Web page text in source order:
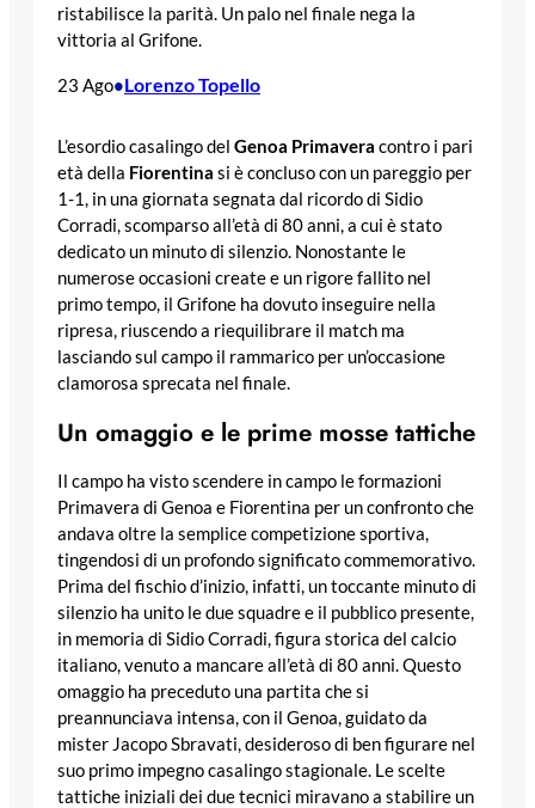
ristabilisce la parità. Un palo nel finale nega la
vittoria al Grifone.
23 Ago•Lorenzo Topello
L’esordio casalingo del Genoa Primavera contro i pari
età della Fiorentina si è concluso con un pareggio per
1-1, in una giornata segnata dal ricordo di Sidio
Corradi, scomparso all’età di 80 anni, a cui è stato
dedicato un minuto di silenzio. Nonostante le
numerose occasioni create e un rigore fallito nel
primo tempo, il Grifone ha dovuto inseguire nella
ripresa, riuscendo a riequilibrare il match ma
lasciando sul campo il rammarico per un’occasione
clamorosa sprecata nel finale.
Un omaggio e le prime mosse tattiche
Il campo ha visto scendere in campo le formazioni
Primavera di Genoa e Fiorentina per un confronto che
andava oltre la semplice competizione sportiva,
tingendosi di un profondo significato commemorativo.
Prima del fischio d’inizio, infatti, un toccante minuto di
silenzio ha unito le due squadre e il pubblico presente,
in memoria di Sidio Corradi, figura storica del calcio
italiano, venuto a mancare all’età di 80 anni. Questo
omaggio ha preceduto una partita che si
preannunciava intensa, con il Genoa, guidato da
mister Jacopo Sbravati, desideroso di ben figurare nel
suo primo impegno casalingo stagionale. Le scelte
tattiche iniziali dei due tecnici miravano a stabilire un